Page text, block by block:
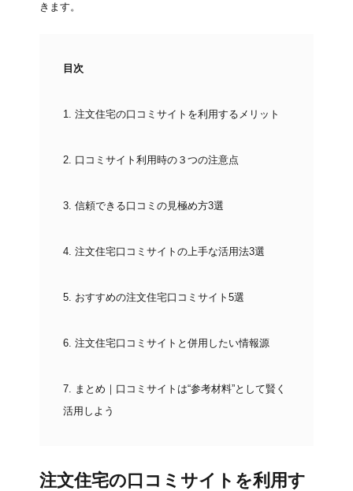
きます。
目次
1. 注文住宅の口コミサイトを利用するメリット
2. 口コミサイト利用時の３つの注意点
3. 信頼できる口コミの見極め方3選
4. 注文住宅口コミサイトの上手な活用法3選
5. おすすめの注文住宅口コミサイト5選
6. 注文住宅口コミサイトと併用したい情報源
7. まとめ｜口コミサイトは“参考材料”として賢く
活用しよう
注文住宅の口コミサイトを利用す